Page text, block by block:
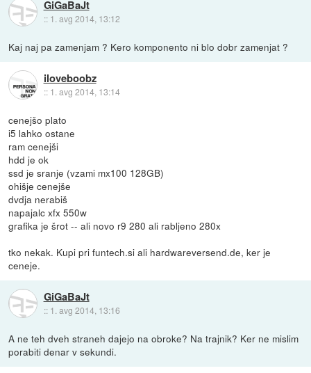
GiGaBaJt
:: 1. avg 2014, 13:12
Kaj naj pa zamenjam ? Kero komponento ni blo dobr zamenjat ?
iloveboobz
:: 1. avg 2014, 13:14
cenejšo plato
i5 lahko ostane
ram cenejši
hdd je ok
ssd je sranje (vzami mx100 128GB)
ohišje cenejše
dvdja nerabiš
napajalc xfx 550w
grafika je šrot -- ali novo r9 280 ali rabljeno 280x
tko nekak. Kupi pri funtech.si ali hardwareversend.de, ker je
ceneje.
GiGaBaJt
:: 1. avg 2014, 13:16
A ne teh dveh straneh dajejo na obroke? Na trajnik? Ker ne mislim
porabiti denar v sekundi.